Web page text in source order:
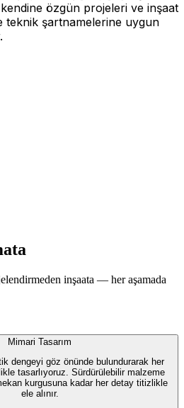
özgün projeleri ve inşaat
teknik şartnamelerine uygun
inşaata — her aşamada
Mimari Tasarım
dengeyi göz önünde bulundurarak her
tasarlıyoruz. Sürdürülebilir malzeme
kurgusuna kadar her detay titizlikle
ele alınır.